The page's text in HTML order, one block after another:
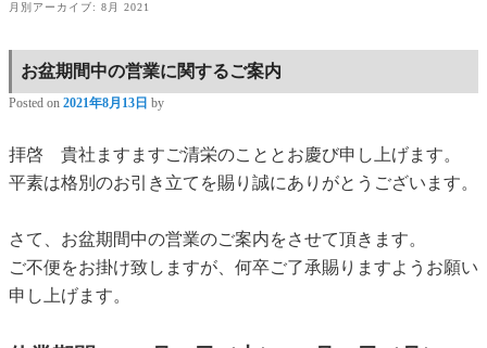
月別アーカイブ: 8月 2021
お盆期間中の営業に関するご案内
Posted on 2021年8月13日 by
拝啓 貴社ますますご清栄のこととお慶び申し上げます。
平素は格別のお引き立てを賜り誠にありがとうございます。
さて、お盆期間中の営業のご案内をさせて頂きます。
ご不便をお掛け致しますが、何卒ご了承賜りますようお願い
申し上げます。